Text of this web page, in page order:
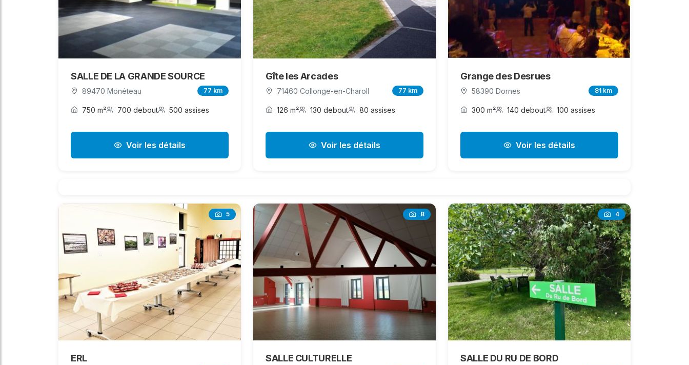
SALLE DE LA GRANDE SOURCE
89470 Monéteau 77 km
750 m² 700 debout 500 assises
Voir les détails
Gîte les Arcades
71460 Collonge-en-Charoll 77 km
126 m² 130 debout 80 assises
Voir les détails
Grange des Desrues
58390 Dornes 81 km
300 m² 140 debout 100 assises
Voir les détails
5
ERL
8
SALLE CULTURELLE
4
SALLE DU RU DE BORD